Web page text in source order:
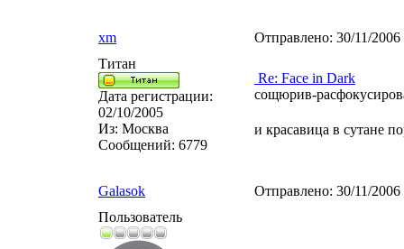
xm Отправлено: 30/11/
Титан
Дата регистрации:
02/10/2005
Из: Москва
Сообщений: 6779
Re: Face in Dark
сощюрив-
и красавица в сутане
Galasok Отправлено: 30/11/
Пользователь